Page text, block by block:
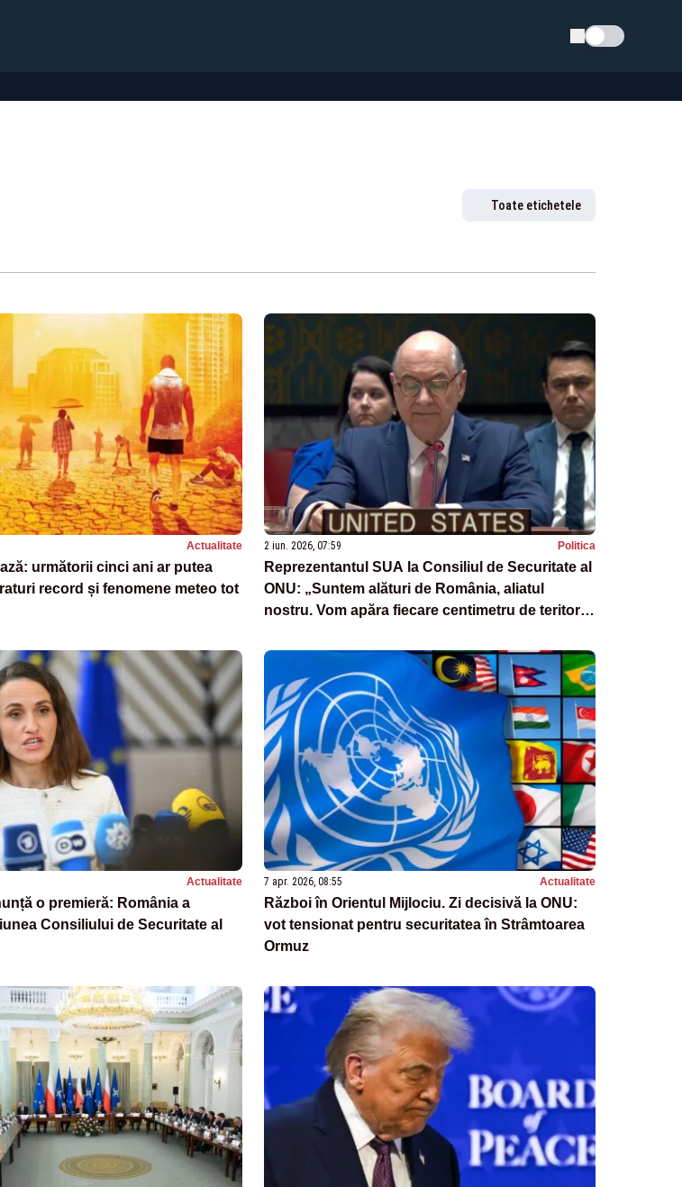
Schimba tema
Toate etichetele
Actualitate
următorii cinci ani ar putea
record și fenomene meteo tot
2 iun. 2026, 07:59 Politica
Reprezentantul SUA la Consiliul de Securitate al
ONU: „Suntem alături de România, aliatul
nostru. Vom apăra fiecare centimetru de teritoriu
Actualitate
o premieră: România a
Consiliului de Securitate al
7 apr. 2026, 08:55 Actualitate
Război în Orientul Mijlociu. Zi decisivă la ONU:
vot tensionat pentru securitatea în Strâmtoarea
Ormuz